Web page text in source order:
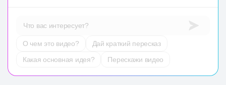
Что вас интересует?
О чем это видео?
Дай краткий пересказ
Какая основная идея?
Перескажи видео